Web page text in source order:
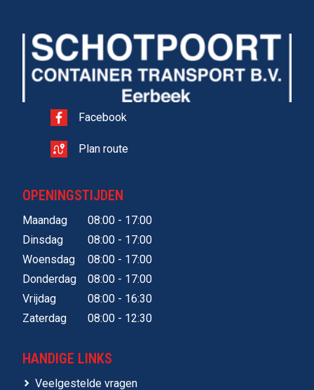
Facebook
Plan route
OPENINGSTIJDEN
Maandag
08:00 - 17:00
Dinsdag
08:00 - 17:00
Woensdag
08:00 - 17:00
Donderdag
08:00 - 17:00
Vrijdag
08:00 - 16:30
Zaterdag
08:00 - 12:30
HANDIGE LINKS
Veelgestelde vragen